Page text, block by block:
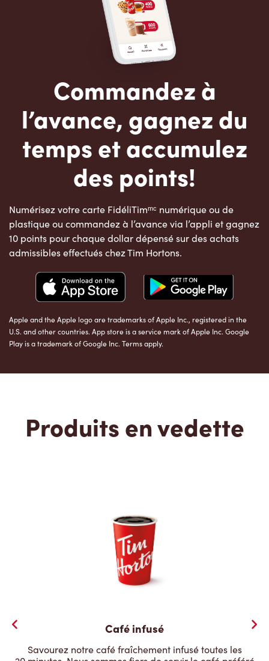
Commandez à
l’avance, gagnez du
temps et accumulez
des points!
Numérisez votre carte FidéliTimᵐᶜ numérique ou de
plastique ou commandez à l’avance via l’appli et gagnez
10 points pour chaque dollar dépensé sur des achats
admissibles effectués chez Tim Hortons.
Apple and the Apple logo are trademarks of Apple Inc., registered in the
U.S. and other countries. App store is a service mark of Apple Inc. Google
Play is a trademark of Google Inc. Terms apply.
Produits en vedette
Café infusé
Savourez notre café fraîchement infusé toutes les